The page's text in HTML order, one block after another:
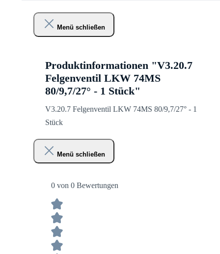
Menü schließen
Produktinformationen "V3.20.7
Felgenventil LKW 74MS
80/9,7/27° - 1 Stück"
V3.20.7 Felgenventil LKW 74MS 80/9,7/27° - 1
Stück
Menü schließen
0 von 0 Bewertungen